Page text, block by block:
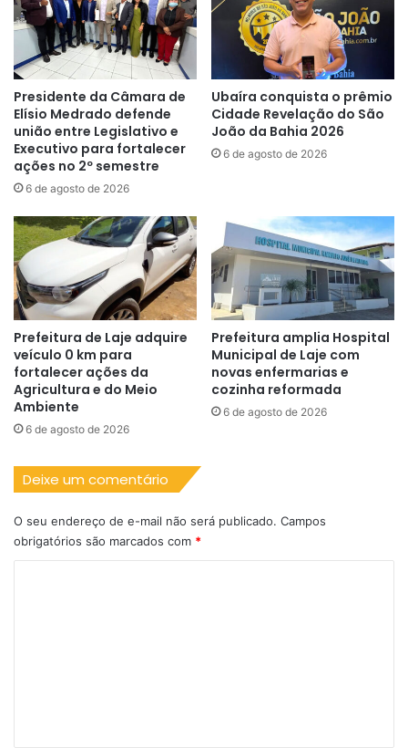
Presidente da Câmara de
Elísio Medrado defende
união entre Legislativo e
Executivo para fortalecer
ações no 2º semestre
6 de agosto de 2026
Ubaíra conquista o prêmio
Cidade Revelação do São
João da Bahia 2026
6 de agosto de 2026
Prefeitura de Laje adquire
veículo 0 km para
fortalecer ações da
Agricultura e do Meio
Ambiente
6 de agosto de 2026
Prefeitura amplia Hospital
Municipal de Laje com
novas enfermarias e
cozinha reformada
6 de agosto de 2026
Deixe um comentário
O seu endereço de e-mail não será publicado. Campos
obrigatórios são marcados com *